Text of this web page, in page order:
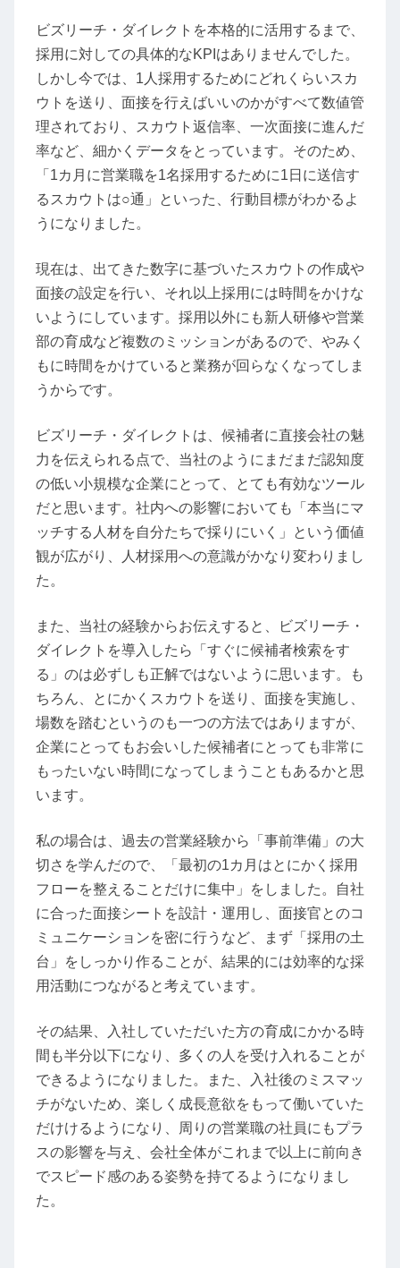
ビズリーチ・ダイレクトを本格的に活用するまで、
採用に対しての具体的なKPIはありませんでした。
しかし今では、1人採用するためにどれくらいスカ
ウトを送り、面接を行えばいいのかがすべて数値管
理されており、スカウト返信率、一次面接に進んだ
率など、細かくデータをとっています。そのため、
「1カ月に営業職を1名採用するために1日に送信す
るスカウトは○通」といった、行動目標がわかるよ
うになりました。
現在は、出てきた数字に基づいたスカウトの作成や
面接の設定を行い、それ以上採用には時間をかけな
いようにしています。採用以外にも新人研修や営業
部の育成など複数のミッションがあるので、やみく
もに時間をかけていると業務が回らなくなってしま
うからです。
ビズリーチ・ダイレクトは、候補者に直接会社の魅
力を伝えられる点で、当社のようにまだまだ認知度
の低い小規模な企業にとって、とても有効なツール
だと思います。社内への影響においても「本当にマ
ッチする人材を自分たちで採りにいく」という価値
観が広がり、人材採用への意識がかなり変わりまし
た。
また、当社の経験からお伝えすると、ビズリーチ・
ダイレクトを導入したら「すぐに候補者検索をす
る」のは必ずしも正解ではないように思います。も
ちろん、とにかくスカウトを送り、面接を実施し、
場数を踏むというのも一つの方法ではありますが、
企業にとってもお会いした候補者にとっても非常に
もったいない時間になってしまうこともあるかと思
います。
私の場合は、過去の営業経験から「事前準備」の大
切さを学んだので、「最初の1カ月はとにかく採用
フローを整えることだけに集中」をしました。自社
に合った面接シートを設計・運用し、面接官とのコ
ミュニケーションを密に行うなど、まず「採用の土
台」をしっかり作ることが、結果的には効率的な採
用活動につながると考えています。
その結果、入社していただいた方の育成にかかる時
間も半分以下になり、多くの人を受け入れることが
できるようになりました。また、入社後のミスマッ
チがないため、楽しく成長意欲をもって働いていた
だけけるようになり、周りの営業職の社員にもプラ
スの影響を与え、会社全体がこれまで以上に前向き
でスピード感のある姿勢を持てるようになりまし
た。